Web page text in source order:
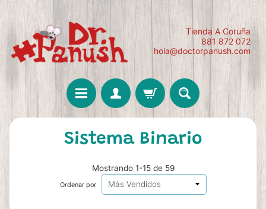
Tienda A Coruña
881 872 072
hola@doctorpanush.com
Sistema Binario
Mostrando 1-15 de 59
Ordenar por